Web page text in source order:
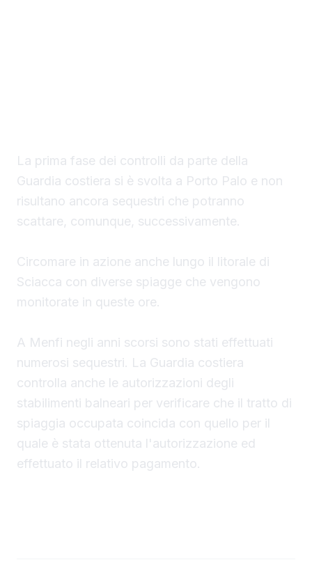
La prima fase dei controlli da parte della
Guardia costiera si è svolta a Porto Palo e non
risultano ancora sequestri che potranno
scattare, comunque, successivamente.
Circomare in azione anche lungo il litorale di
Sciacca con diverse spiagge che vengono
monitorate in queste ore.
A Menfi negli anni scorsi sono stati effettuati
numerosi sequestri. La Guardia costiera
controlla anche le autorizzazioni degli
stabilimenti balneari per verificare che il tratto di
spiaggia occupata coincida con quello per il
quale è stata ottenuta l'autorizzazione ed
effettuato il relativo pagamento.